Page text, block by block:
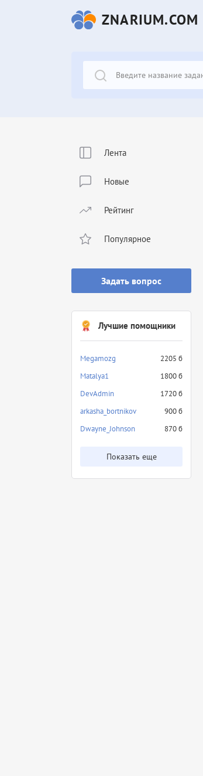
ZNARIUM.COM
Лента
Новые
Рейтинг
Популярное
Задать вопрос
Лучшие помощники
Megamozg
2205 б
Matalya1
1800 б
DevAdmin
1720 б
arkasha_bortnikov
900 б
Dwayne_Johnson
870 б
Показать еще